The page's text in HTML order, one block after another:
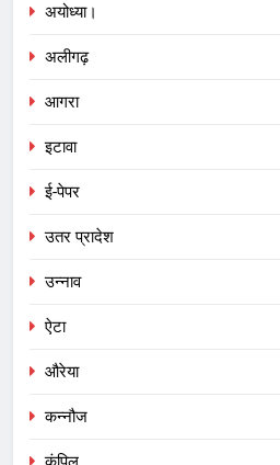
अयोध्या।
अलीगढ़
आगरा
इटावा
ई-पेपर
उतर प्रादेश
उन्नाव
ऐटा
औरेया
कन्नौज